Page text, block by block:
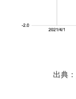
出典：